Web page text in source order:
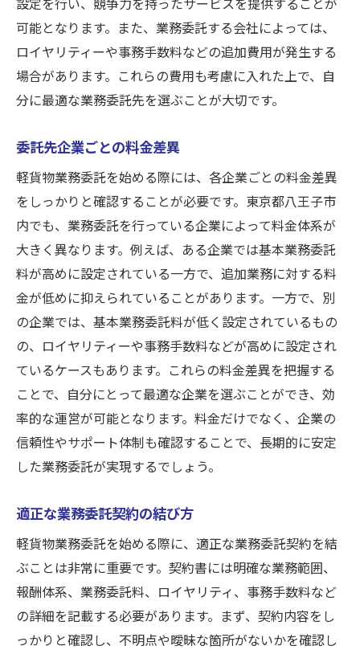
可能となります。また、業務委託する会社によっては、
ロイヤリティーや事務手数料などの追加費用が発生する
場合があります。これらの費用も考慮に入れた上で、自
分に最適な業務委託先を選ぶことが大切です。
委託先企業ごとの料金差異
軽貨物業務委託を始める際には、各企業ごとの料金差異
をしっかりと確認することが必要です。東京都八王子市
内でも、業務委託を行っている企業によって料金体系が
大きく異なります。例えば、ある企業では基本業務委託
料が高めに設定されている一方で、追加業務に対する料
金が低めに抑えられていることがあります。一方で、別
の企業では、基本業務委託料が低く設定されているもの
の、ロイヤリティーや事務手数料などが高めに設定され
ているケースもあります。これらの料金差異を把握する
ことで、自分にとって最適な企業を選ぶことができ、効
率的な運営が可能となります。料金だけでなく、企業の
信頼性やサポート体制も確認することで、長期的に安定
した業務委託が実現するでしょう。
適正な業務委託契約の結び方
軽貨物業務委託を始める際に、適正な業務委託契約を結
ぶことは非常に重要です。契約書には明確な業務範囲、
報酬体系、業務委託料、ロイヤリティ、事務手数料など
の詳細を記載する必要があります。まず、契約内容をし
っかりと確認し、不明点や曖昧な箇所がないかを確認し